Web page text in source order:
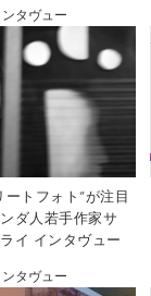
ンタヴュー
ートフォト”が注目
ダ人若手作家サ
イ インタヴュー
ンタヴュー